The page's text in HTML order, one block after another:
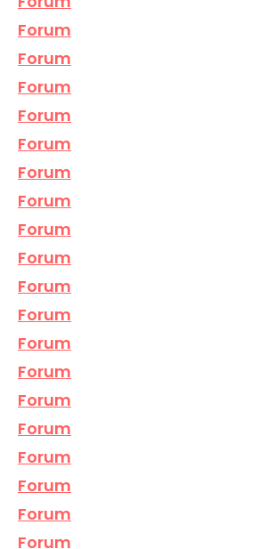
Forum
Forum
Forum
Forum
Forum
Forum
Forum
Forum
Forum
Forum
Forum
Forum
Forum
Forum
Forum
Forum
Forum
Forum
Forum